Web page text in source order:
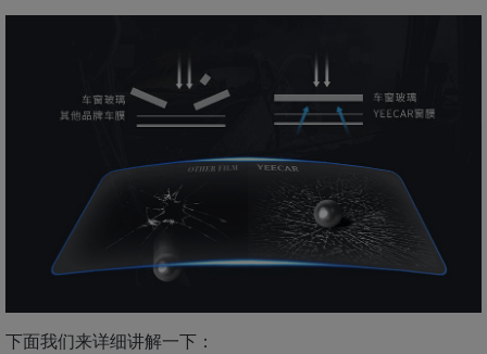
下面我们来详细讲解一下：